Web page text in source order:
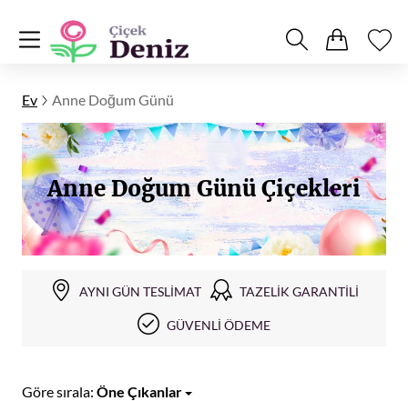
Ev Anne Doğum Günü
Anne Doğum Günü Çiçekleri
AYNI GÜN TESLIMAT TAZELIK GARANTILI
GÜVENLI ÖDEME
Göre sırala: Öne Çıkanlar